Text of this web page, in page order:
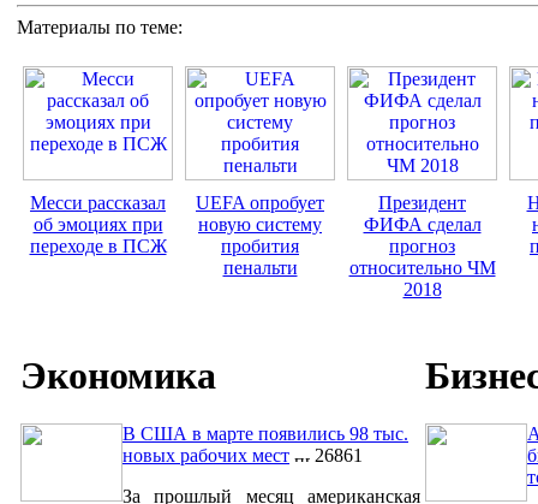
Материалы по теме:
Месси рассказал
об эмоциях при
переходе в ПСЖ
UEFA опробует
новую систему
пробития
пенальти
Президент
ФИФА сделал
прогноз
относительно ЧМ
2018
Экономика
В США в марте появились 98 тыс.
новых рабочих мест
26861
За прошлый месяц американская